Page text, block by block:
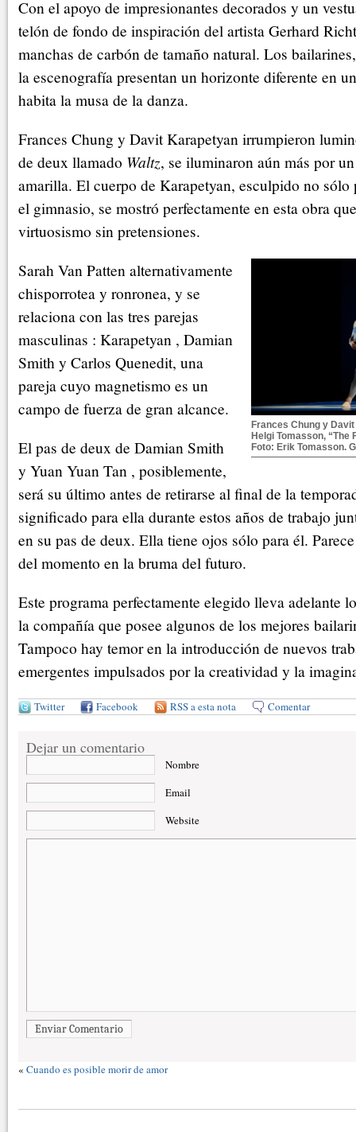
Con el apoyo de impresionantes decorados y un
telón de fondo de inspiración del artista Gerhard
manchas de carbón de tamaño natural. Los
la escenografía presentan un horizonte diferente en
habita la musa de la danza.
Frances Chung y Davit Karapetyan irrumpieron
de deux llamado Waltz, se iluminaron aún más por
amarilla. El cuerpo de Karapetyan, esculpido no
el gimnasio, se mostró perfectamente en esta obra
virtuosismo sin pretensiones.
Frances Chung y
Helgi Tomasson, “The
Foto: Erik Tomasson.
Sarah Van Patten alternativamente
chisporrotea y ronronea, y se
relaciona con las tres parejas
masculinas : Karapetyan , Damian
Smith y Carlos Quenedit, una
pareja cuyo magnetismo es un
campo de fuerza de gran alcance.
El pas de deux de Damian Smith
y Yuan Yuan Tan , posiblemente,
será su último antes de retirarse al final de la
significado para ella durante estos años de trabajo
en su pas de deux. Ella tiene ojos sólo para él.
del momento en la bruma del futuro.
Este programa perfectamente elegido lleva adelante
la compañía que posee algunos de los mejores
Tampoco hay temor en la introducción de nuevos
emergentes impulsados por la creatividad y la
Twitter Facebook RSS a esta nota Comentar
Dejar un comentario
Nombre
Email
Website
Enviar Comentario
« Cuando es posible morir de amor